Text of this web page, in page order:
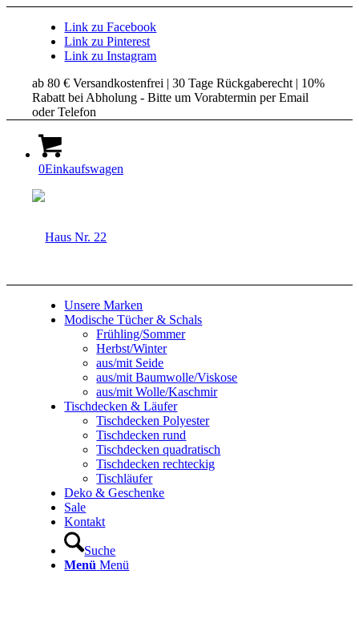
Link zu Facebook
Link zu Pinterest
Link zu Instagram
ab 80 € Versandkostenfrei | 30 Tage Rückgaberecht | 10%
Rabatt bei Abholung - Bitte um Vorabtermin per Email
oder Telefon
0Einkaufswagen
Unsere Marken
Modische Tücher & Schals
Frühling/Sommer
Herbst/Winter
aus/mit Seide
aus/mit Baumwolle/Viskose
aus/mit Wolle/Kaschmir
Tischdecken & Läufer
Tischdecken Polyester
Tischdecken rund
Tischdecken quadratisch
Tischdecken rechteckig
Tischläufer
Deko & Geschenke
Sale
Kontakt
Suche
Menü Menü